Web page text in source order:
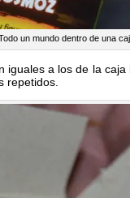
un mundo dentro de una
iguales a los de la
repetidos.